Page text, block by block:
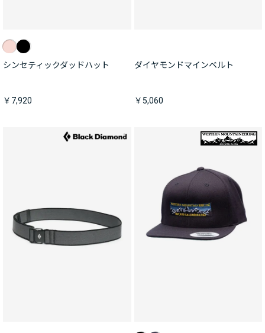
シンセティックダッドハット
￥7,920
ダイヤモンドマインベルト
￥5,060